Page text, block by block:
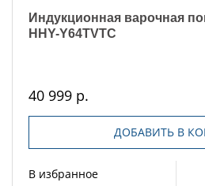
Индукционная варочная
HHY-Y64TVTC
40 999 р.
ДОБАВИТЬ В
В избранное